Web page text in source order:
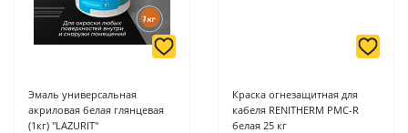
Эмаль универсальная
акриловая белая глянцевая
(1кг) "LAZURIT"
Краска огнезащитная для
кабеля RENITHERM PMC-R
белая 25 кг